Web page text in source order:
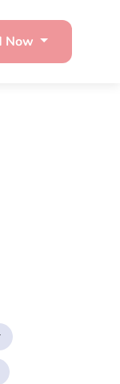
Now